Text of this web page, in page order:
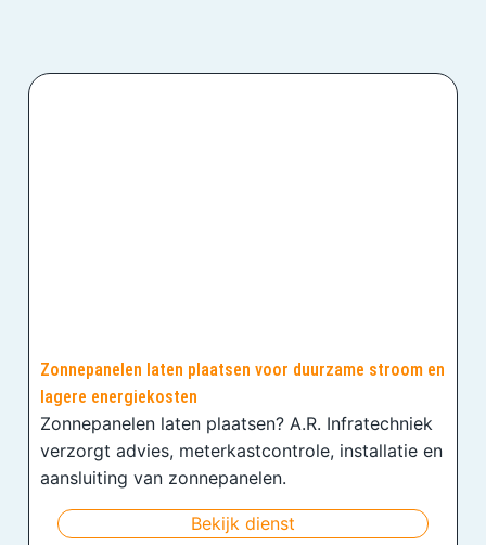
Zonnepanelen laten plaatsen voor duurzame stroom en
lagere energiekosten
Zonnepanelen laten plaatsen? A.R. Infratechniek
verzorgt advies, meterkastcontrole, installatie en
aansluiting van zonnepanelen.
Bekijk dienst